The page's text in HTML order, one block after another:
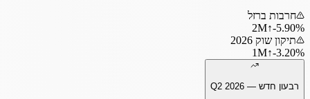
חרבות ברזל
‎-5.90%
↑
2M
תיקון שוק 2026
‎-3.20%
↑
1M
רבעון חדש — Q2 2026